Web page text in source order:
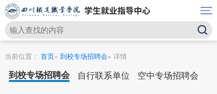
当前位置： 首页» 到校专场招聘会» 详情
到校专场招聘会 自行联系单位 空中专场招聘会